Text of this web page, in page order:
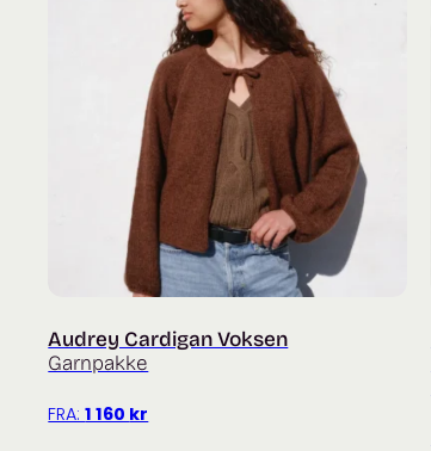
Audrey Cardigan Voksen
Garnpakke
FRA:1 160 kr